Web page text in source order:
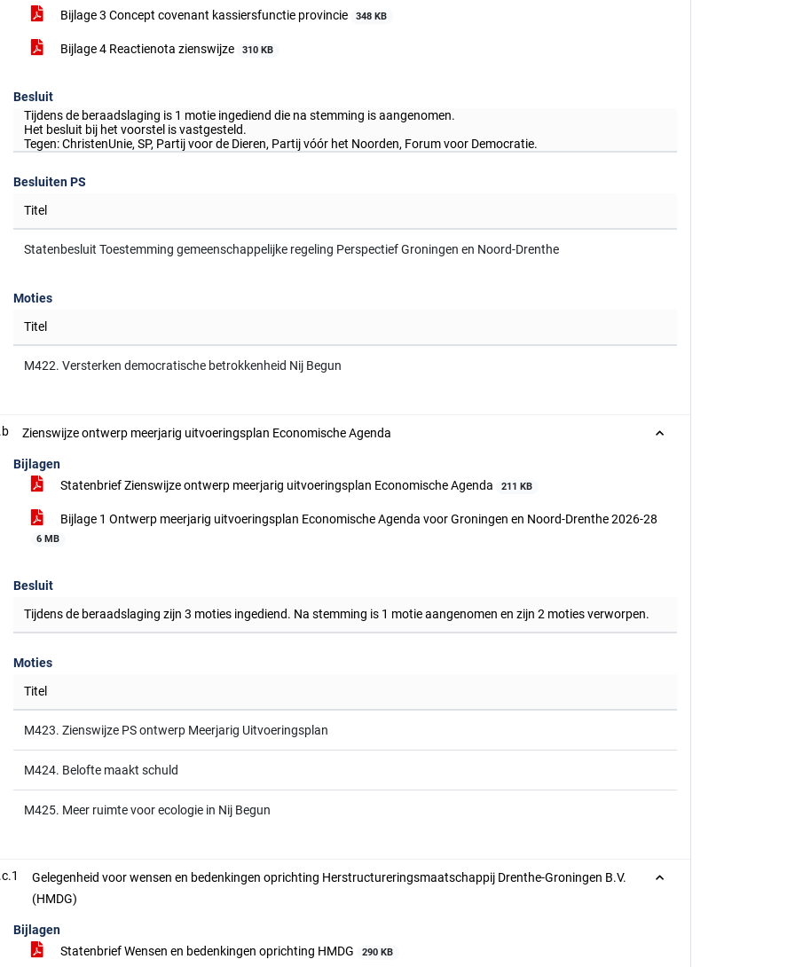
Bijlage 3 Concept covenant kassiersfunctie provincie 348 KB
Bijlage 4 Reactienota zienswijze 310 KB
Besluit
Tijdens de beraadslaging is 1 motie ingediend die na stemming is aangenomen.
Het besluit bij het voorstel is vastgesteld.
Tegen: ChristenUnie, SP, Partij voor de Dieren, Partij vóór het Noorden, Forum voor Democratie.
Besluiten PS
Titel
Statenbesluit Toestemming gemeenschappelijke regeling Perspectief Groningen en Noord-Drenthe
Moties
Titel
M422. Versterken democratische betrokkenheid Nij Begun
Zienswijze ontwerp meerjarig uitvoeringsplan Economische Agenda
Bijlagen
Statenbrief Zienswijze ontwerp meerjarig uitvoeringsplan Economische Agenda
211 KB
Bijlage 1 Ontwerp meerjarig uitvoeringsplan Economische Agenda voor Groningen en Noord-Drenthe 2026-28
6 MB
Besluit
Tijdens de beraadslaging zijn 3 moties ingediend. Na stemming is 1 motie aangenomen en zijn 2 moties verworpen.
Moties
Titel
M423. Zienswijze PS ontwerp Meerjarig Uitvoeringsplan
M424. Belofte maakt schuld
M425. Meer ruimte voor ecologie in Nij Begun
Gelegenheid voor wensen en bedenkingen oprichting Herstructureringsmaatschappij Drenthe-Groningen B.V.
(HMDG)
Bijlagen
Statenbrief Wensen en bedenkingen oprichting HMDG
290 KB